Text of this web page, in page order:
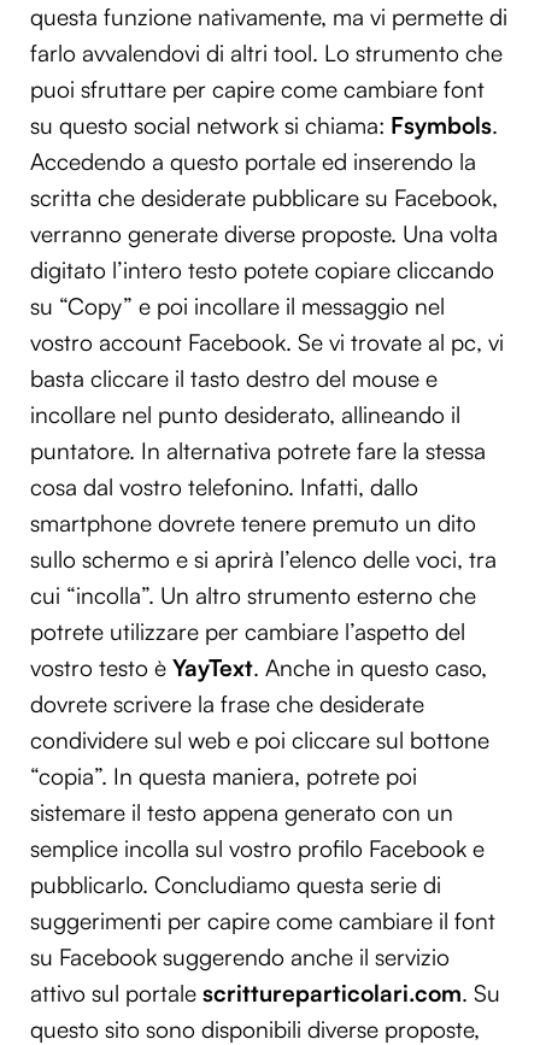
questa funzione nativamente, ma vi permette di
farlo avvalendovi di altri tool. Lo strumento che
puoi sfruttare per capire come cambiare font
su questo social network si chiama: Fsymbols.
Accedendo a questo portale ed inserendo la
scritta che desiderate pubblicare su Facebook,
verranno generate diverse proposte. Una volta
digitato l’intero testo potete copiare cliccando
su “Copy” e poi incollare il messaggio nel
vostro account Facebook. Se vi trovate al pc, vi
basta cliccare il tasto destro del mouse e
incollare nel punto desiderato, allineando il
puntatore. In alternativa potrete fare la stessa
cosa dal vostro telefonino. Infatti, dallo
smartphone dovrete tenere premuto un dito
sullo schermo e si aprirà l’elenco delle voci, tra
cui “incolla”. Un altro strumento esterno che
potrete utilizzare per cambiare l’aspetto del
vostro testo è YayText. Anche in questo caso,
dovrete scrivere la frase che desiderate
condividere sul web e poi cliccare sul bottone
“copia”. In questa maniera, potrete poi
sistemare il testo appena generato con un
semplice incolla sul vostro profilo Facebook e
pubblicarlo. Concludiamo questa serie di
suggerimenti per capire come cambiare il font
su Facebook suggerendo anche il servizio
attivo sul portale scrittureparticolari.com. Su
questo sito sono disponibili diverse proposte,